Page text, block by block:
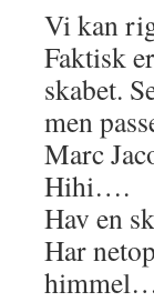
Vi kan
Faktisk
skabet.
men
Marc
Hihi….
Hav en
Har